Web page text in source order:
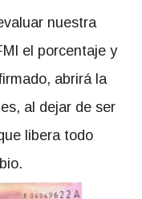
nuestra
el porcentaje y
abrirá la
al dejar de ser
libera todo